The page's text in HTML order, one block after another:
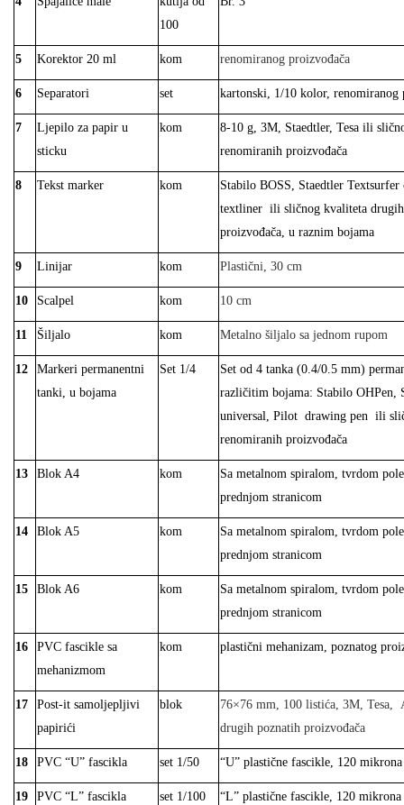
100
5 Korektor 20 ml kom renomiranog proizvođača
6 Separatori set kartonski, 1/10 kolor, renomiranog
7
Ljepilo za papir u
sticku
kom
8-10 g, 3M, Staedtler, Tesa ili
renomiranih proizvođača
8 Tekst marker kom
Stabilo BOSS, Staedtler Textsurfer
textliner ili sličnog kvaliteta
proizvođača, u raznim bojama
9 Linijar kom Plastični, 30 cm
10 Scalpel kom 10 cm
11 Šiljalo kom Metalno šiljalo sa jednom rupom
12
Markeri permanentni
tanki, u bojama
Set 1/4
Set od 4 tanka (0.4/0.5 mm)
različitim bojama: Stabilo OHPen,
universal, Pilot drawing pen ili
renomiranih proizvođača
13 Blok A4 kom
Sa metalnom spiralom, tvrdom
prednjom stranicom
14 Blok A5 kom
Sa metalnom spiralom, tvrdom
prednjom stranicom
15 Blok A6 kom
Sa metalnom spiralom, tvrdom
prednjom stranicom
16
PVC fascikle sa
mehanizmom
kom plastični mehanizam, poznatog
17
Post-it samoljepljivi
papirići
blok 76×76 mm, 100 listića, 3M, Tesa,
drugih poznatih proizvođača
18 PVC “U” fascikla set 1/50 “U” plastične fascikle, 120 mikrona
19 PVC “L” fascikla set 1/100 “L” plastične fascikle, 120 mikrona